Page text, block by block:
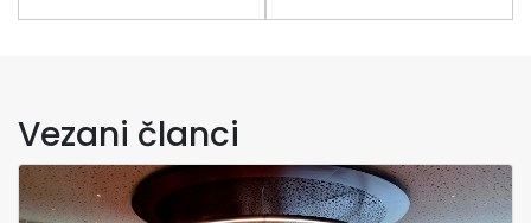
Vezani članci